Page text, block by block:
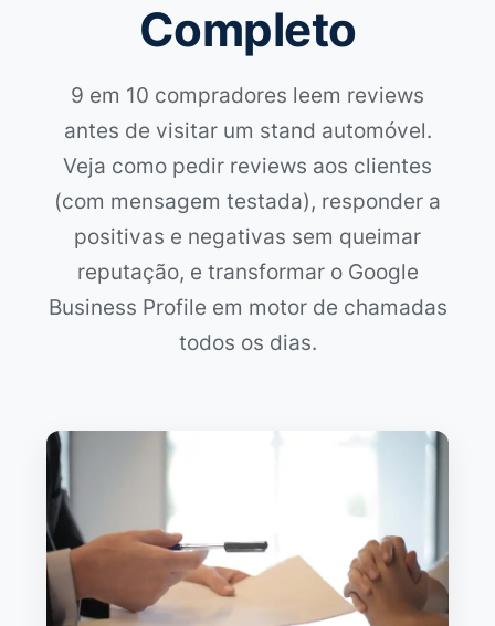
Completo
9 em 10 compradores leem reviews
antes de visitar um stand automóvel.
Veja como pedir reviews aos clientes
(com mensagem testada), responder a
positivas e negativas sem queimar
reputação, e transformar o Google
Business Profile em motor de chamadas
todos os dias.